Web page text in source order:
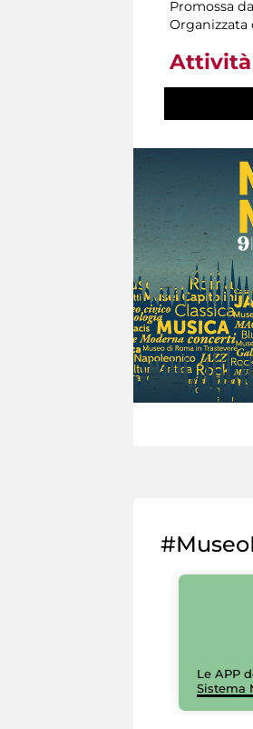
Promossa da
Organizzata
Le APP
Sistema